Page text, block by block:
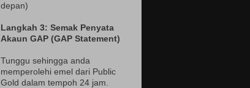
depan)
Langkah 3: Semak Penyata
Akaun GAP (GAP Statement)
Tunggu sehingga anda
memperolehi emel dari Public
Gold dalam tempoh 24 jam.